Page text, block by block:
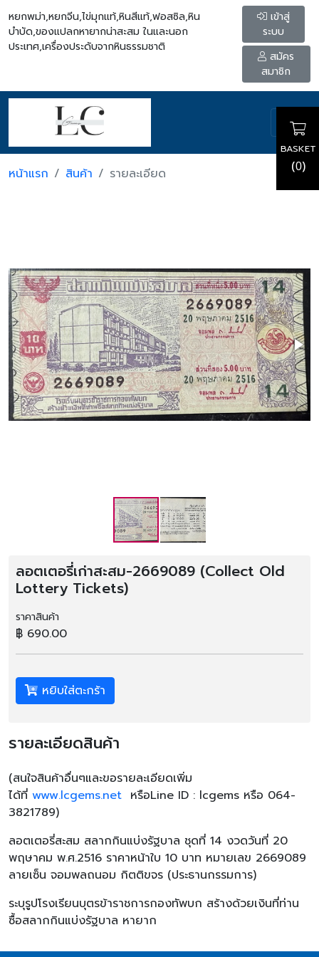
หยกพม่า,หยกจีน,ไข่มุกแท้,หินสีแท้,ฟอสซิล,หิน
บำบัด,ของแปลกหายากน่าสะสม ในและนอก
ประเทศ,เครื่องประดับจากหินธรรมชาติ
เข้าสู่
ระบบ
สมัคร
สมาชิก
BASKET
(0)
หน้าแรก สินค้า รายละเอียด
ลอตเตอรี่เก่าสะสม-2669089 (Collect Old
Lottery Tickets)
ราคาสินค้า
฿ 690.00
หยิบใส่ตะกร้า
รายละเอียดสินค้า
(สนใจสินค้าอื่นๆและขอรายละเอียดเพิ่ม
ได้ที่ www.lcgems.net หรือLine ID : lcgems หรือ 064-
3821789)
ลอตเตอรี่สะสม สลากกินแบ่งรัฐบาล ชุดที่ 14 งวดวันที่ 20
พฤษาคม พ.ศ.2516 ราคาหน้าใบ 10 บาท หมายเลข 2669089
ลายเซ็น จอมพลถนอม กิตติขจร (ประธานกรรมการ)
ระบุรูปโรงเรียนบุตรข้าราชการกองทัพบก สร้างด้วยเงินที่ท่าน
ซื้อสลากกินแบ่งรัฐบาล หายาก